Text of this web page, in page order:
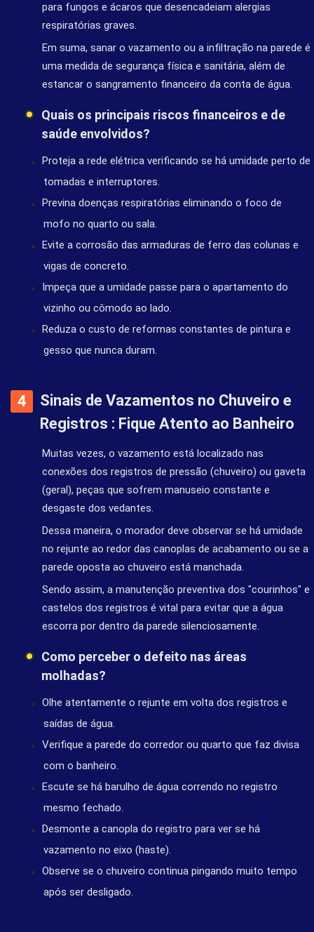
para fungos e ácaros que desencadeiam alergias
respiratórias graves.
Em suma, sanar o vazamento ou a infiltração na parede é
uma medida de segurança física e sanitária, além de
estancar o sangramento financeiro da conta de água.
Quais os principais riscos financeiros e de
saúde envolvidos?
Proteja a rede elétrica verificando se há umidade perto de
tomadas e interruptores.
Previna doenças respiratórias eliminando o foco de
mofo no quarto ou sala.
Evite a corrosão das armaduras de ferro das colunas e
vigas de concreto.
Impeça que a umidade passe para o apartamento do
vizinho ou cômodo ao lado.
Reduza o custo de reformas constantes de pintura e
gesso que nunca duram.
Sinais de Vazamentos no Chuveiro e
Registros : Fique Atento ao Banheiro
Muitas vezes, o vazamento está localizado nas
conexões dos registros de pressão (chuveiro) ou gaveta
(geral), peças que sofrem manuseio constante e
desgaste dos vedantes.
Dessa maneira, o morador deve observar se há umidade
no rejunte ao redor das canoplas de acabamento ou se a
parede oposta ao chuveiro está manchada.
Sendo assim, a manutenção preventiva dos "courinhos" e
castelos dos registros é vital para evitar que a água
escorra por dentro da parede silenciosamente.
Como perceber o defeito nas áreas
molhadas?
Olhe atentamente o rejunte em volta dos registros e
saídas de água.
Verifique a parede do corredor ou quarto que faz divisa
com o banheiro.
Escute se há barulho de água correndo no registro
mesmo fechado.
Desmonte a canopla do registro para ver se há
vazamento no eixo (haste).
Observe se o chuveiro continua pingando muito tempo
após ser desligado.